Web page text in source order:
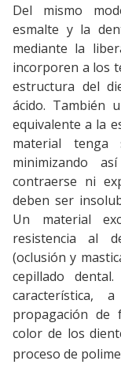
Del mismo
esmalte y la
mediante la
incorporen a los
estructura del
ácido. También
equivalente a la
material tenga
minimizando
contraerse ni
deben ser
Un material
resistencia al
(oclusión y
cepillado
propagación de
color de los
proceso de